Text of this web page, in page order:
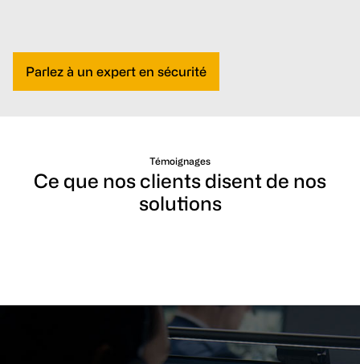
Parlez à un expert en sécurité
Témoignages
Ce que nos clients disent de nos
solutions